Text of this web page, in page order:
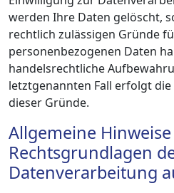
werden Ihre Daten gelöscht,
rechtlich zulässigen Gründe
personenbezogenen Daten
handelsrechtliche
letztgenannten Fall erfolgt
dieser Gründe.
Allgemeine
Rechtsgrundlagen
Datenverarbeitung